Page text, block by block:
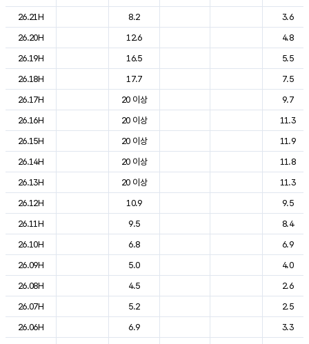
26.21H
8.2
3.6
26.20H
12.6
4.8
26.19H
16.5
5.5
26.18H
17.7
7.5
26.17H
20 이상
9.7
26.16H
20 이상
11.3
26.15H
20 이상
11.9
26.14H
20 이상
11.8
26.13H
20 이상
11.3
26.12H
10.9
9.5
26.11H
9.5
8.4
26.10H
6.8
6.9
26.09H
5.0
4.0
26.08H
4.5
2.6
26.07H
5.2
2.5
26.06H
6.9
3.3